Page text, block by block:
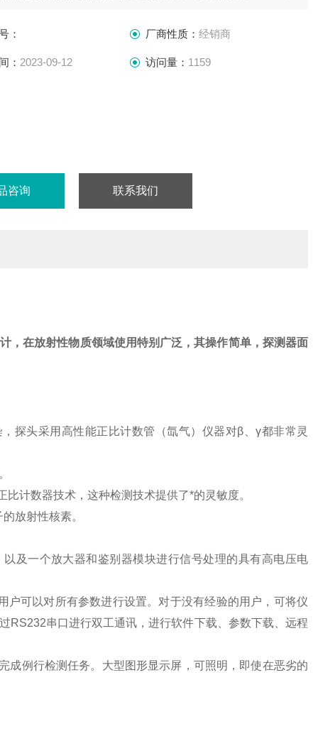
： 厂商性质： 经销商
： 2023-09-12 访问量： 1159
咨询 联系我们
，在放射性物质领域使用特别广泛，其操作简单，探测器面
，探头采用高性能正比计数管（氙气）仪器对β、γ都非常灵
计数器技术，这种检测技术提供了*的灵敏度。
放射性核素。
及一个放大器和鉴别器模块进行信号处理的具有高电压电
可以对所有参数进行设置。对于没有经验的用户，可将仪
RS232串口进行双工通讯，进行软件下载、参数下载、远程
例行检测任务。大型图形显示屏，可照明，即使在恶劣的